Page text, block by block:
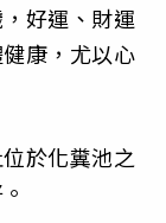
好運、財運
康，尤以心
於化糞池之